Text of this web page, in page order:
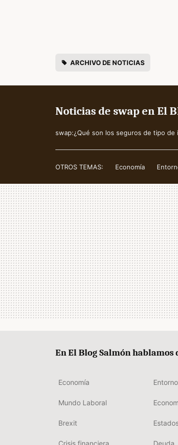
ARCHIVO DE NOTICIAS
Noticias de swap en El
swap:¿Qué son los seguros de tipo de
OTROS TEMAS: Economía
En El Blog Salmón hablamos
Economía Entorno
Mundo Laboral
Brexit
Crisis financiera Deuda